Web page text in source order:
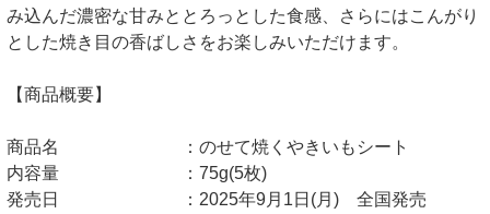
み込んだ濃密な甘みととろっとした食感、さらにはこんがり
とした焼き目の香ばしさをお楽しみいただけます。
【商品概要】
商品名 ：のせて焼くやきいもシート
内容量 ：75g(5枚)
発売日 ：2025年9月1日(月) 全国発売